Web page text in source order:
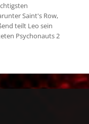
Saint's Row,
teilt Leo sein
Psychonauts 2